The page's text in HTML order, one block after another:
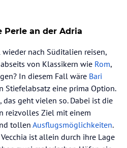
an der Adria
nach Süditalien reisen,
von Klassikern wie Rom,
In diesem Fall wäre Bari
Stiefelabsatz eine prima Option.
das geht vielen so. Dabei ist die
reizvolles Ziel mit einem
tollen Ausflugsmöglichkeiten.
ist allein durch ihre Lage